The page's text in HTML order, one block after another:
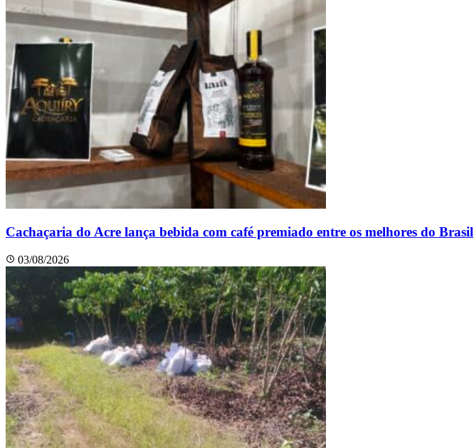
Cachaçaria do Acre lança bebida com café premiado entre os melhores do Brasil
03/08/2026